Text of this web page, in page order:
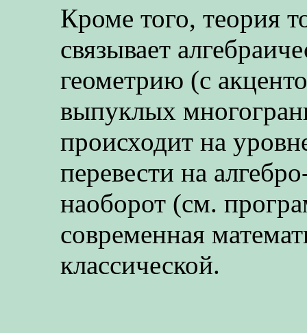
Кроме того, теория
связывает
геометрию (с
выпуклых
происходит на
перевести на
наоборот (см.
современная
классической.